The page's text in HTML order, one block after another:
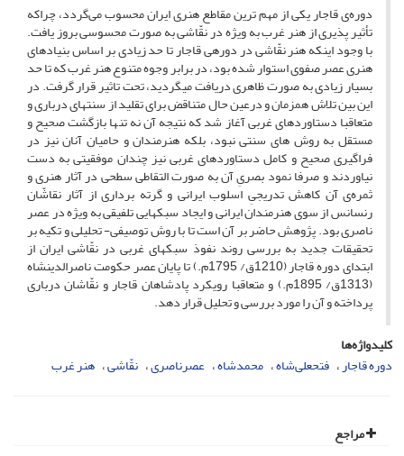
دوره‌ی قاجار یکی از مهم ترین مقاطع هنری ایران محسوب می‌گردد، چراکه
تأثیر پذیری از هنر غرب به ویژه در نقّاشی به صورت محسوسی بروز یافت.
با وجود اینکه هنر نقّاشی در دوره­ی قاجار تا حد زیادی بر اساس بنیادهای
هنری عصر صفوی استوار شده بود، در برابر وجوه متنوع هنر غرب که تا حد
بسیار زیادی به صورت ظاهری دریافت می­گردید، تحت تاثیر قرار گرفت. در
این بین تلاش هم­زمان و درعین حال متناقض برای تقلید از سنت­های درباری و
متعاقبا دستاوردهای غربی آغاز شد که نتیجه آن نه تنها بازگشت صحیح و
مستقل به روش های سنتی نبود، بلکه هنرمندان و حامیان آنان نیز در
فراگیری صحیح و کامل دستاوردهای غربی نیز چندان موفقیتی به دست
نیاوردند و صرفا نمود بصریِ آن به صورت التقاطی سطحی در آثار هنری و
ثمره‌ی آن کاهش تدریجیِ اسلوب ایرانی و گرته برداری از آثار نقاشّان
رنسانس از سوی هنرمندان ایرانی و ایجاد سبک­هایی تلفیقی به ویژه در عصر
ناصری بود. پژوهش حاضر بر آن است تا با روش توصیفی- تحلیلی و تکیه بر
تحقیقات جدید به بررسی روند نفوذ سبک­های غربی در نقّاشی ایران از
ابتدای دوره قاجار (1210ق/ 1795م.) تا پایان عصر حکومت ناصرالدین­شاه
(1313ق/ 1895م.) و متعاقبا رویکرد پادشاهان قاجار و نقّاشان درباری
پرداخته و آن را مورد بررسی و تحلیل قرار دهد.
کلیدواژه‌ها
دوره قاجار فتحعلی‌شاه محمد‌شاه عصرناصری نقّاشی هنر غرب
مراجع